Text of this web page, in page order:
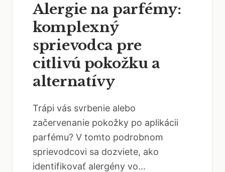
Alergie na parfémy:
komplexný
sprievodca pre
citlivú pokožku a
alternatívy
Trápi vás svrbenie alebo
začervenanie pokožky po aplikácii
parfému? V tomto podrobnom
sprievodcovi sa dozviete, ako
identifikovať alergény vo...